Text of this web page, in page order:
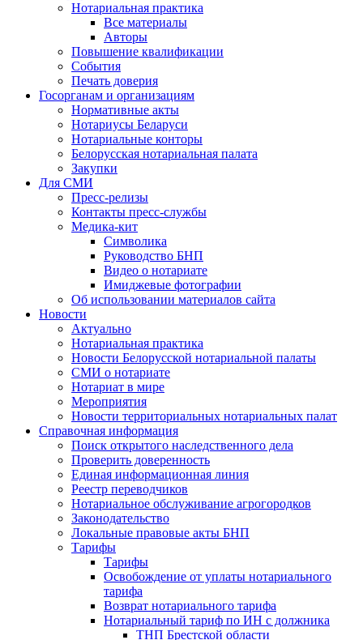
Нотариальная практика
Все материалы
Авторы
Повышение квалификации
События
Печать доверия
Госорганам и организациям
Нормативные акты
Нотариусы Беларуси
Нотариальные конторы
Белорусская нотариальная палата
Закупки
Для СМИ
Пресс-релизы
Контакты пресс-службы
Медика-кит
Символика
Руководство БНП
Видео о нотариате
Имиджевые фотографии
Об использовании материалов сайта
Новости
Актуально
Нотариальная практика
Новости Белорусской нотариальной палаты
СМИ о нотариате
Нотариат в мире
Мероприятия
Новости территориальных нотариальных палат
Справочная информация
Поиск открытого наследственного дела
Проверить доверенность
Единая информационная линия
Реестр переводчиков
Нотариальное обслуживание агрогородков
Законодательство
Локальные правовые акты БНП
Тарифы
Тарифы
Освобождение от уплаты нотариального
тарифа
Возврат нотариального тарифа
Нотариальный тариф по ИН с должника
ТНП Брестской области